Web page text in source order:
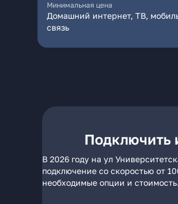
Минимальная цена
Домашний интернет, ТВ,
связь
Подключить
В 2026 году на ул
подключение со скоростью от
необходимые опции и стоимость.